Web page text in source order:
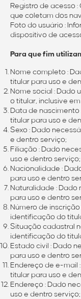
Registro de acesso
que coletam dos
Foto do usuário :
dispositivo de
Para que fim
Nome completo :
titular para uso e
Nome social : Dado
o titular, inclusive
Data de
titular para uso e
Sexo : Dado
e dentro serviço;
Filiação : Dado
uso e dentro serviço;
Nacionalidade :
para uso e dentro
Naturalidade :
para uso e dentro
Número de
identificação do
Situação cadastral
identificação do
Estado civil : Dado
para uso e dentro
Endereço de e-mail
titular para uso e
Endereço : Dado
uso e dentro serviço;